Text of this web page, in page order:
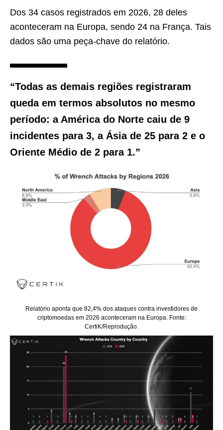
Dos 34 casos registrados em 2026, 28 deles
aconteceram na Europa, sendo 24 na França. Tais
dados são uma peça-chave do relatório.
“Todas as demais regiões registraram
queda em termos absolutos no mesmo
período: a América do Norte caiu de 9
incidentes para 3, a Ásia de 25 para 2 e o
Oriente Médio de 2 para 1.”
Relatório aponta que 82,4% dos ataques contra investidores de
criptomoedas em 2026 aconteceram na Europa. Fonte:
CertiK/Reprodução.